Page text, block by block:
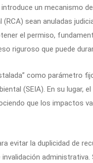
introduce un mecanismo
sean anuladas
el permiso,
riguroso que puede
como parámetro
(SEIA). En su lugar,
que los impactos
evitar la duplicidad de